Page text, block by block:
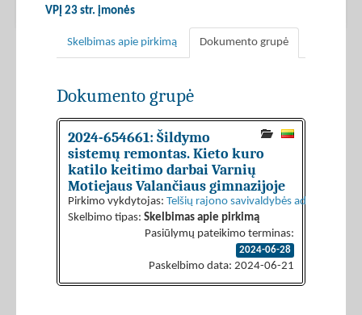
VPĮ 23 str. įmonės
Skelbimas apie pirkimą Dokumento grupė
Dokumento grupė
2024-654661: Šildymo
sistemų remontas. Kieto kuro
katilo keitimo darbai Varnių
Motiejaus Valančiaus gimnazijoje
Pirkimo vykdytojas: Telšių rajono savivaldybės administracija
Skelbimo tipas: Skelbimas apie pirkimą
Pasiūlymų pateikimo terminas:
2024-06-28
Paskelbimo data: 2024-06-21